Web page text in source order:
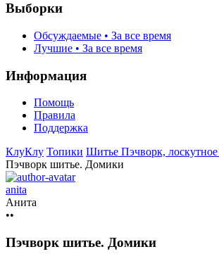
Выборки
Обсуждаемые • За все время
Лучшие • За все время
Информация
Помощь
Правила
Поддержка
КлуКлу Топики Шитье Пэчворк,
Пэчворк шитье. Домики
anita
Анита
••
Пэчворк шитье. Домики